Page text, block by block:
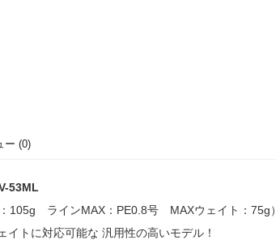
ー (0)
53ML
105g ラインMAX：PE0.8号 MAXウェイト：75g）
トに対応可能な 汎用性の高いモデル！